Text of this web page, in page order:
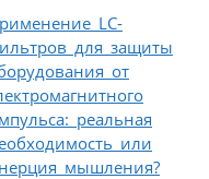
LC-
для защиты
от
реальная
или
мышления?